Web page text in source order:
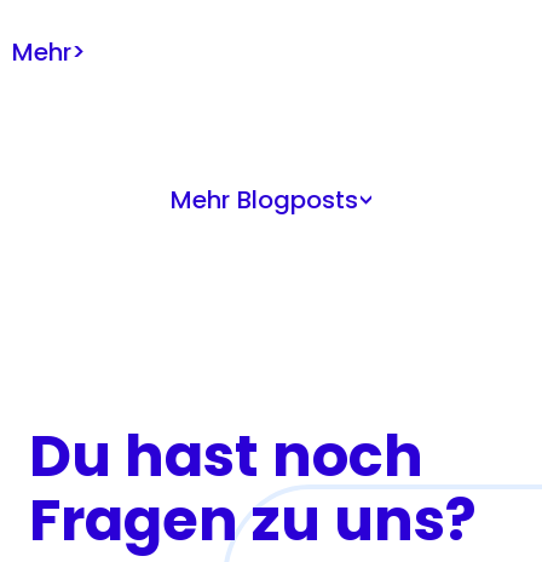
Mehr>
Mehr Blogposts>
Du hast noch
Fragen zu uns?